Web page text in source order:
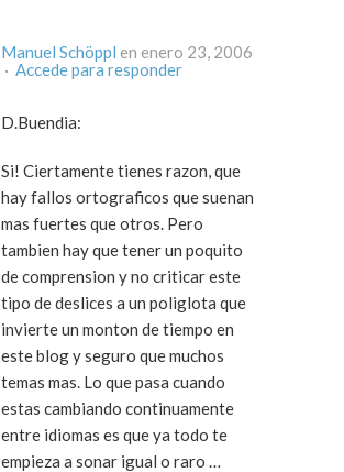
Manuel Schöppl en enero 23, 2006
· Accede para responder
D.Buendia:
Si! Ciertamente tienes razon, que
hay fallos ortograficos que suenan
mas fuertes que otros. Pero
tambien hay que tener un poquito
de comprension y no criticar este
tipo de deslices a un poliglota que
invierte un monton de tiempo en
este blog y seguro que muchos
temas mas. Lo que pasa cuando
estas cambiando continuamente
entre idiomas es que ya todo te
empieza a sonar igual o raro …